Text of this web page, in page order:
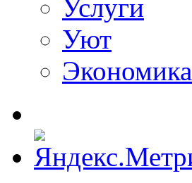
Услуги
Уют
Экономика